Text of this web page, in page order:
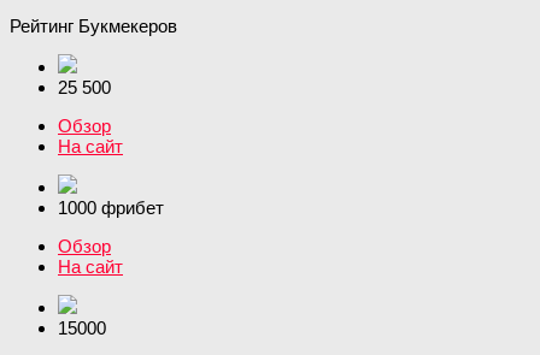
Рейтинг Букмекеров
25 500
Обзор
На сайт
1000 фрибет
Обзор
На сайт
15000